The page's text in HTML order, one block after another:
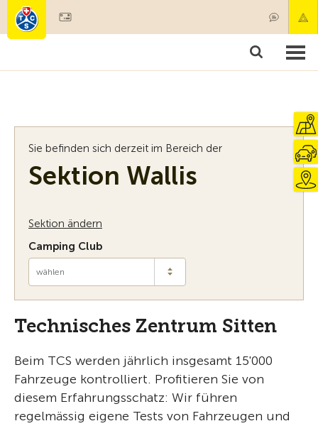
Mitgliedschaft & Leistungen
Sie befinden sich derzeit im Bereich der
Sektion Wallis
Sektion ändern
Camping Club
wählen
Technisches Zentrum Sitten
Beim TCS werden jährlich insgesamt 15'000
Fahrzeuge kontrolliert. Profitieren Sie von
diesem Erfahrungsschatz: Wir führen
regelmässig eigene Tests von Fahrzeugen und